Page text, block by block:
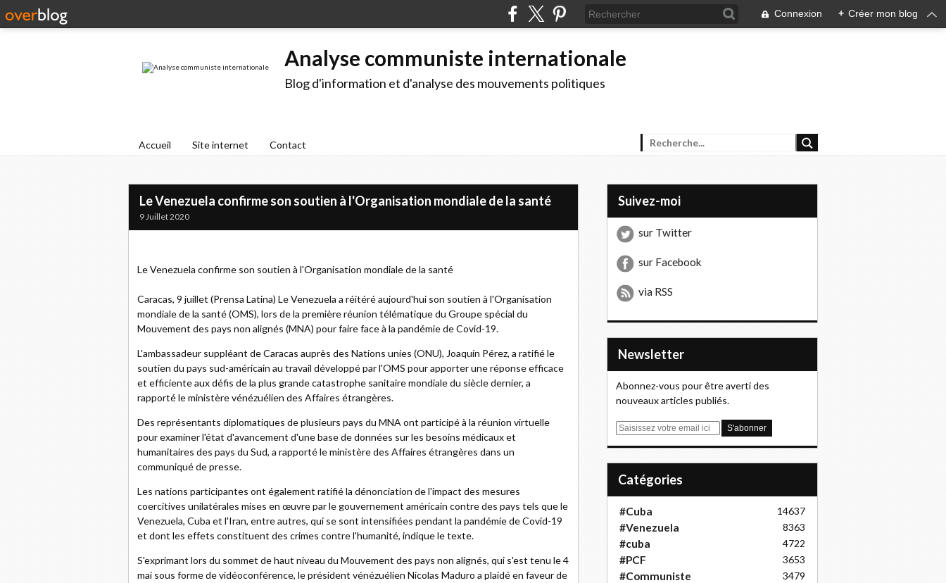
Connexion + Créer mon blog
Analyse communiste internationale
Blog d'information et d'analyse des mouvements politiques
Accueil Site internet Contact
Le Venezuela confirme son soutien à l'Organisation mondiale de la santé
9 Juillet 2020
Le Venezuela confirme son soutien à l'Organisation mondiale de la santé
Caracas, 9 juillet (Prensa Latina) Le Venezuela a réitéré aujourd'hui son soutien à l'Organisation
mondiale de la santé (OMS), lors de la première réunion télématique du Groupe spécial du
Mouvement des pays non alignés (MNA) pour faire face à la pandémie de Covid-19.
L'ambassadeur suppléant de Caracas auprès des Nations unies (ONU), Joaquín Pérez, a ratifié le
soutien du pays sud-américain au travail développé par l'OMS pour apporter une réponse efficace
et efficiente aux défis de la plus grande catastrophe sanitaire mondiale du siècle dernier, a
rapporté le ministère vénézuélien des Affaires étrangères.
Des représentants diplomatiques de plusieurs pays du MNA ont participé à la réunion virtuelle
pour examiner l'état d'avancement d'une base de données sur les besoins médicaux et
humanitaires des pays du Sud, a rapporté le ministère des Affaires étrangères dans un
communiqué de presse.
Les nations participantes ont également ratifié la dénonciation de l'impact des mesures
coercitives unilatérales mises en œuvre par le gouvernement américain contre des pays tels que le
Venezuela, Cuba et l'Iran, entre autres, qui se sont intensifiées pendant la pandémie de Covid-19
et dont les effets constituent des crimes contre l'humanité, indique le texte.
S'exprimant lors du sommet de haut niveau du Mouvement des pays non alignés, qui s'est tenu le 4
mai sous forme de vidéoconférence, le président vénézuélien Nicolas Maduro a plaidé en faveur de
Suivez-moi
sur Twitter
sur Facebook
via RSS
Newsletter
Abonnez-vous pour être averti des
nouveaux articles publiés.
E
Catégories
#Cuba 14637
#Venezuela 8363
#cuba 4722
#PCF 3653
#Communiste 3479